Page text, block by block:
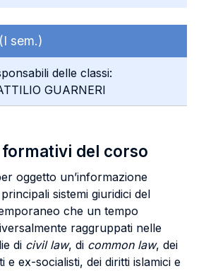
sem.)
delle classi:
GUARNERI
del corso
oggetto un’informazione
sistemi giuridici del
che un tempo
raggruppati nelle
di civil law, di common law, dei
e ex-socialisti, dei diritti islamici e